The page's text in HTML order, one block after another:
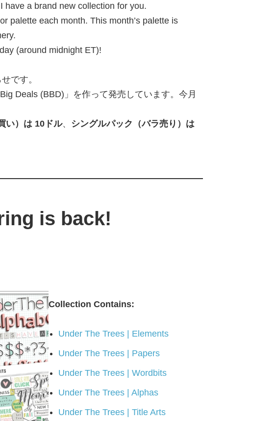
have a brand new collection for you.
palette each month. This month’s palette is
(around midnight ET)!
です。
Deals (BBD)」を作って発売しています。今月
い）は 10ドル、 シングルパック（バラ売り）は
is back!
Collection Contains:
Under The Trees | Elements
Under The Trees | Papers
Under The Trees | Wordbits
Under The Trees | Alphas
Under The Trees | Title Arts